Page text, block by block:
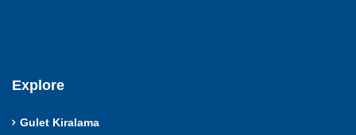
Explore
Gulet Kiralama